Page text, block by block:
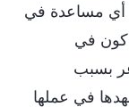
أي مساعدة في
في
بسبب
في عملها